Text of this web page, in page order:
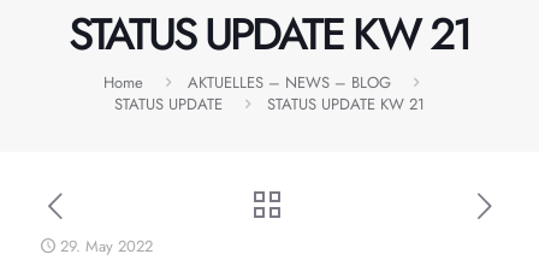
STATUS UPDATE KW 21
Home
AKTUELLES – NEWS – BLOG
STATUS UPDATE
STATUS UPDATE KW 21
29. May 2022